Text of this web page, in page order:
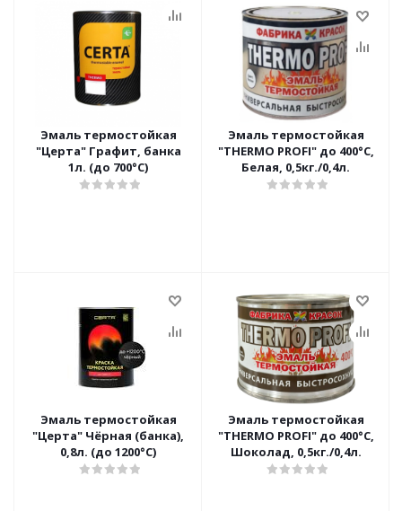
Эмаль термостойкая
"Церта" Графит, банка
1л. (до 700°С)
Эмаль термостойкая
"THERMO PROFI" до 400°С,
Белая, 0,5кг./0,4л.
Эмаль термостойкая
"Церта" Чёрная (банка),
0,8л. (до 1200°С)
Эмаль термостойкая
"THERMO PROFI" до 400°С,
Шоколад, 0,5кг./0,4л.